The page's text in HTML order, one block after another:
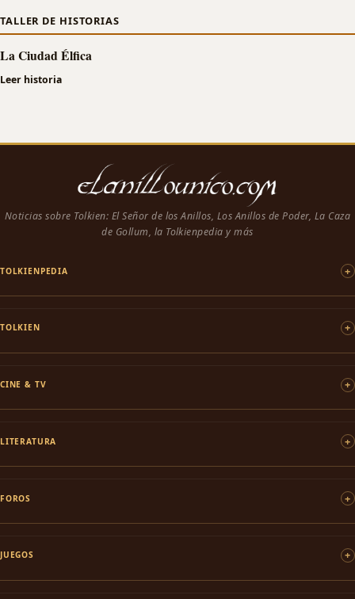
TALLER DE HISTORIAS
La Ciudad Élfica
Leer historia
Noticias sobre Tolkien: El Señor de los Anillos, Los Anillos de Poder, La Caza
de Gollum, la Tolkienpedia y más
TOLKIENPEDIA
TOLKIEN
CINE & TV
LITERATURA
FOROS
JUEGOS